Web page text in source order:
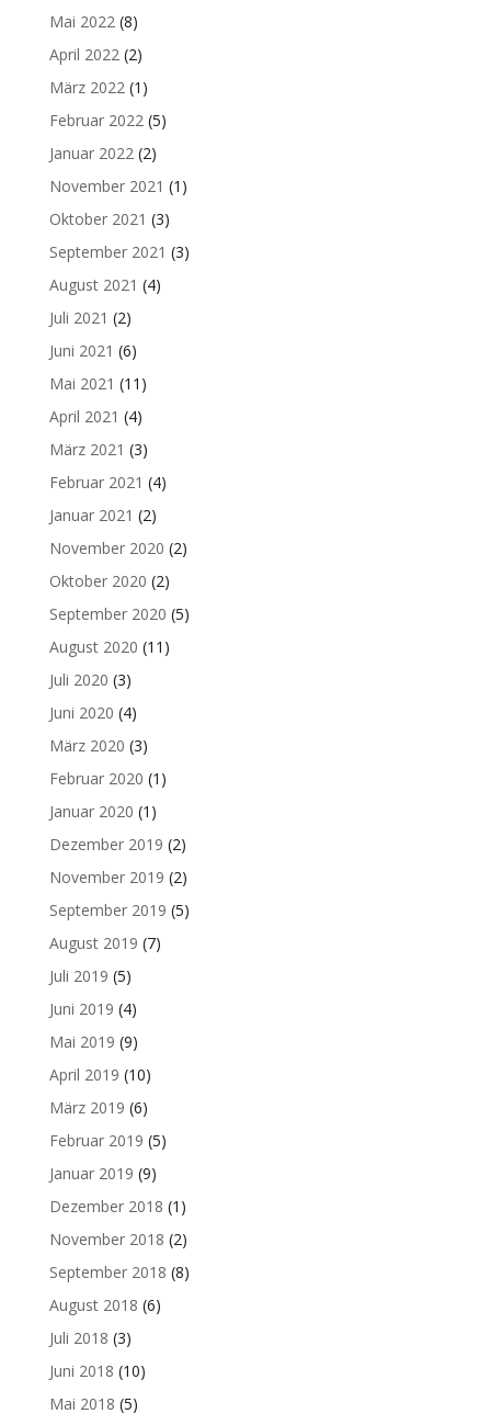
Mai 2022(8)
April 2022(2)
März 2022(1)
Februar 2022(5)
Januar 2022(2)
November 2021 (1)
Oktober 2021 (3)
September 2021 (3)
August 2021 (4)
Juli 2021 (2)
Juni 2021 (6)
Mai 2021 (11)
April 2021 (4)
März 2021 (3)
Februar 2021 (4)
Januar 2021 (2)
November 2020 (2)
Oktober 2020 (2)
September 2020 (5)
August 2020 (11)
Juli 2020 (3)
Juni 2020 (4)
März 2020 (3)
Februar 2020 (1)
Januar 2020 (1)
Dezember 2019 (2)
November 2019 (2)
September 2019 (5)
August 2019 (7)
Juli 2019 (5)
Juni 2019 (4)
Mai 2019 (9)
April 2019 (10)
März 2019 (6)
Februar 2019 (5)
Januar 2019 (9)
Dezember 2018 (1)
November 2018 (2)
September 2018 (8)
August 2018 (6)
Juli 2018 (3)
Juni 2018 (10)
Mai 2018 (5)